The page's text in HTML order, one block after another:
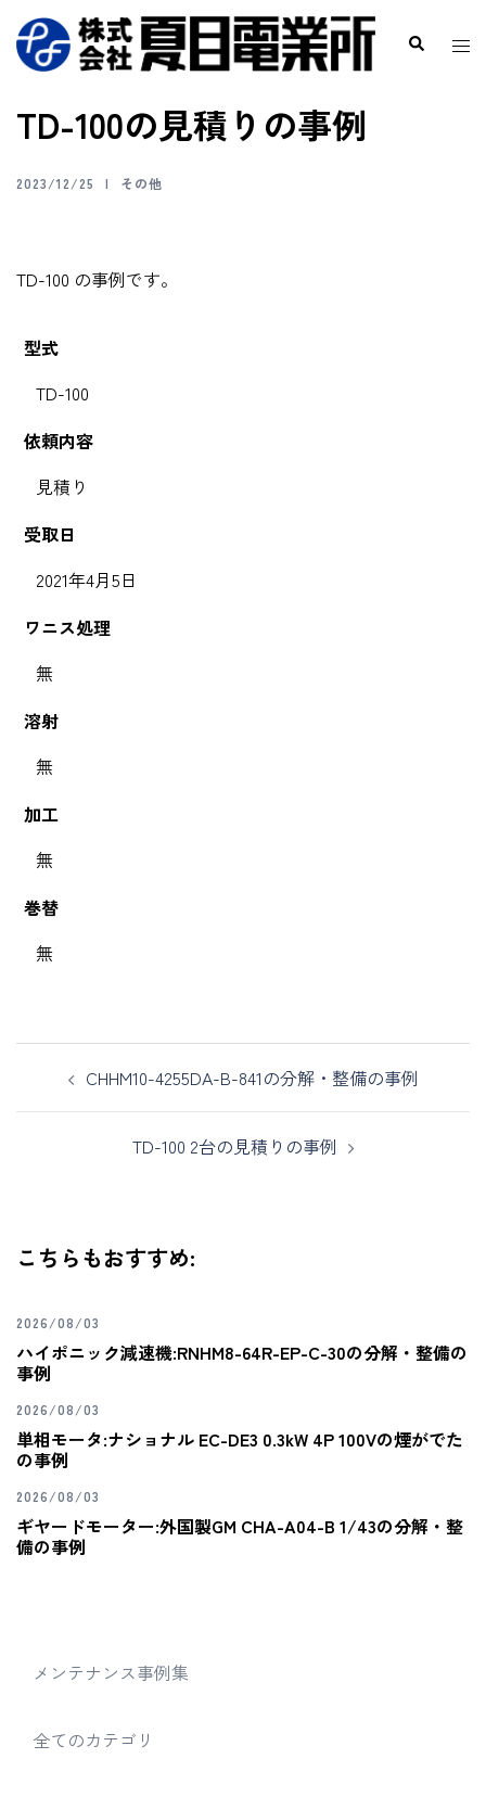
TD-100の見積りの事例
2023/12/25 その他
TD-100 の事例です。
型式
TD-100
依頼内容
見積り
受取日
2021年4月5日
ワニス処理
無
溶射
無
加工
無
巻替
無
CHHM10-4255DA-B-841の分解・整備の事例
TD-100 2台の見積りの事例
こちらもおすすめ:
2026/08/03
ハイポニック減速機:RNHM8-64R-EP-C-30の分解・整備の
事例
2026/08/03
単相モータ:ナショナル EC-DE3 0.3kW 4P 100Vの煙がでた
の事例
2026/08/03
ギヤードモーター:外国製GM CHA-A04-B 1/43の分解・整
備の事例
メンテナンス事例集
全てのカテゴリ